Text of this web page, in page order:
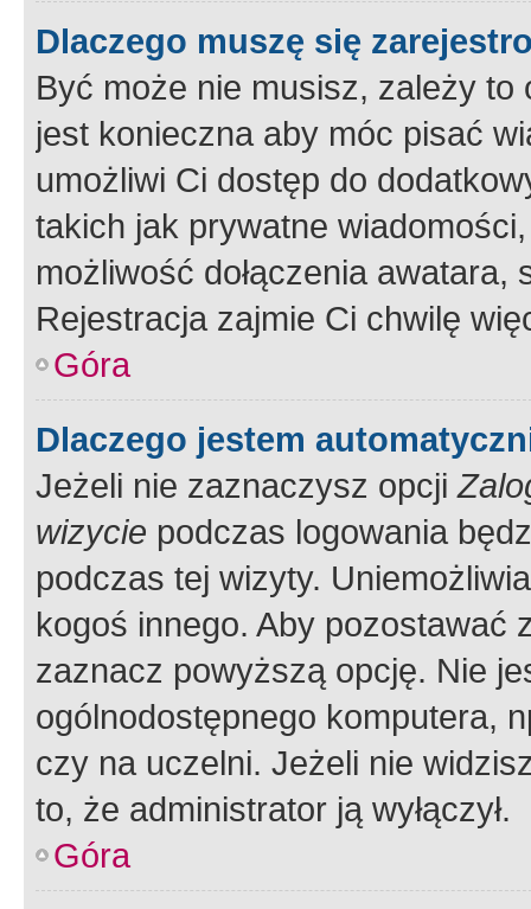
Dlaczego muszę się
Być może nie musisz, zależy
jest konieczna aby móc pisać
umożliwi Ci dostęp do
takich jak prywatne
możliwość dołączenia
Rejestracja zajmie Ci chwilę
Góra
Dlaczego jestem
Jeżeli nie zaznaczysz opcji
wizycie podczas logowania
podczas tej wizyty.
kogoś innego. Aby pozostawać
zaznacz powyższą opcję. Nie
ogólnodostępnego komputera,
czy na uczelni. Jeżeli nie
to, że administrator ją wyłączył.
Góra